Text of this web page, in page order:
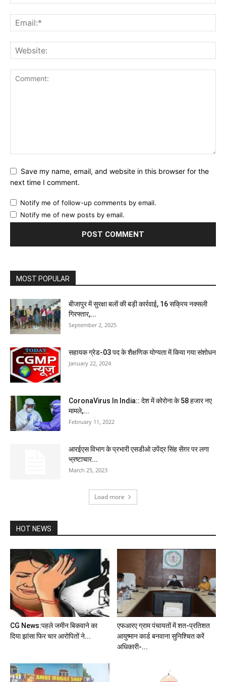
Save my name, email, and website in this browser for the
next time I comment.
Notify me of follow-up comments by email.
Notify me of new posts by email.
MOST POPULAR
बीजापुर में सुरक्षा बलों की बड़ी कार्रवाई, 16 सक्रिय नक्सली
गिरफ्तार,...
September 2, 2025
सहायक ग्रेड-03 पद के शैक्षणिक योग्यता में किया गया संशोधन
January 22, 2024
CoronaVirus In India:: देश में कोरोना के 58 हजार नए
मामले,...
February 11, 2022
आरईएस विभाग के प्रभारी एसडीओ उपेंद्र सिंह सेंग़र पर लगा
भ्रष्टाचार...
March 25, 2023
Load more
HOT NEWS
CG News:पहले जमीन बिकवाने का
दिया झांसा फिर चार आरोपितों ने...
एफआरए ग्राम पंचायतों में शत-प्रतिशत
आयुष्मान कार्ड बनवाना सुनिश्चित करें
अधिकारी-...